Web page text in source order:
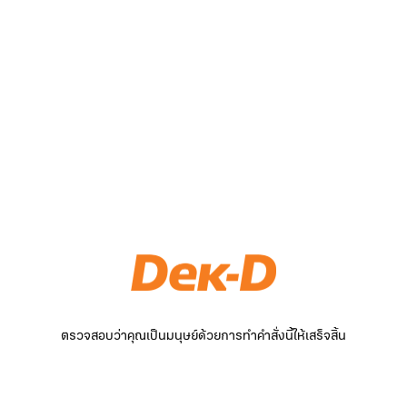
ตรวจสอบว่าคุณเป็นมนุษย์ด้วยการทำคำสั่งนี้ให้เสร็จสิ้น